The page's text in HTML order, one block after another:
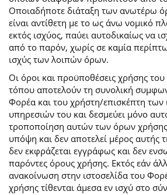
Οποιαδήποτε διάταξη των ανωτέρω
είναι αντίθετη με το ως άνω νομικό
εκτός ισχύος, παύει αυτοδικαίως να
από το παρόν, χωρίς σε καμία
ισχύς των λοιπών όρων.
Οι όροι και προϋποθέσεις χρήσης
τόπου αποτελούν τη συνολική
Φορέα και του χρήστη/επισκέπτη των
υπηρεσιών του και δεσμεύει μόνο
τροποποίηση αυτών των όρων χρήσης
υπόψη και δεν αποτελεί μέρος αυτής
δεν εκφράζεται εγγράφως και δεν
παρόντες όρους χρήσης. Εκτός εάν
ανακοίνωση στην ιστοσελίδα του
χρήσης τίθενται άμεσα εν ισχύ στο